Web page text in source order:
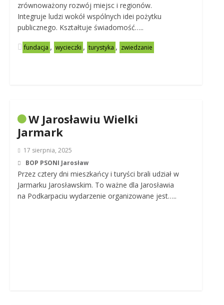
zrównoważony rozwój miejsc i regionów.
Integruje ludzi wokół wspólnych idei pożytku
publicznego. Kształtuje świadomość…..
fundacja , wycieczki , turystyka , zwiedzanie
W Jarosławiu Wielki
Jarmark
17 sierpnia, 2025
BOP PSONI Jarosław
Przez cztery dni mieszkańcy i turyści brali udział w
Jarmarku Jarosławskim. To ważne dla Jarosławia
na Podkarpaciu wydarzenie organizowane jest…..